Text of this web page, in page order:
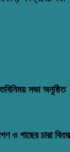
সভা অনুষ্ঠিত
ও গাছের চারা